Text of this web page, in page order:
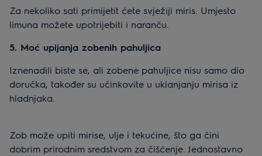
Za nekoliko sati primijetit ćete svježiji miris. Umjesto
limuna možete upotrijebiti i naranču.
5. Moć upijanja zobenih pahuljica
Iznenadili biste se, ali zobene pahuljice nisu samo dio
doručka, također su učinkovite u uklanjanju mirisa iz
hladnjaka.
Zob može upiti mirise, ulje i tekućine, što ga čini
dobrim prirodnim sredstvom za čišćenje. Jednostavno